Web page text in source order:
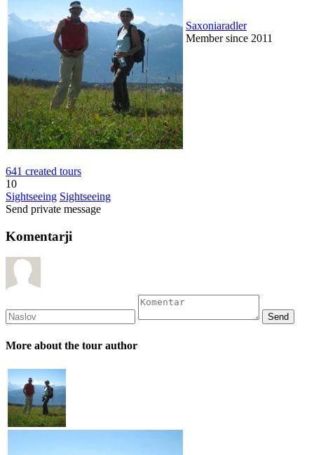
Saxoniaradler
Member since 2011
641 created tours
10
Sightseeing Sightseeing
Send private message
Komentarji
More about the tour author